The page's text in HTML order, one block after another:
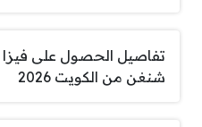
تفاصيل الحصول على فيزا
شنغن من الكويت 2026